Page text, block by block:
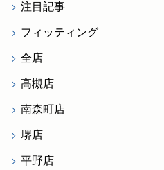
注目記事
フィッティング
全店
高槻店
南森町店
堺店
平野店